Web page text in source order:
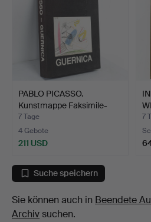
PABLO PICASSO.
Kunstmappe Faksimile-
Ausgab…
7 Tage
4 Gebote
211 USD
7
Suche speichern
Sie können auch in Beendete
Archivsuchen.